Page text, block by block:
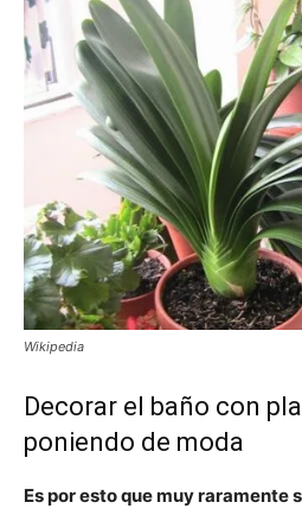
Wikipedia
Decorar el baño con
poniendo de moda
Es por esto que muy raramente